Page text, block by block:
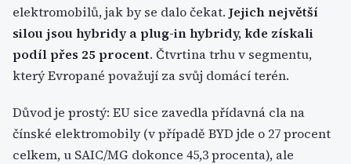
elektromobilů, jak by se dalo čekat. Jejich největší
silou jsou hybridy a plug-in hybridy, kde získali
podíl přes 25 procent. Čtvrtina trhu v segmentu,
který Evropané považují za svůj domácí terén.
Důvod je prostý: EU sice zavedla přídavná cla na
čínské elektromobily (v případě BYD jde o 27 procent
celkem, u SAIC/MG dokonce 45,3 procenta), ale